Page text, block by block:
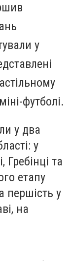
у
футболі.
у два
у
Гребінці та
етапу
першість у
на